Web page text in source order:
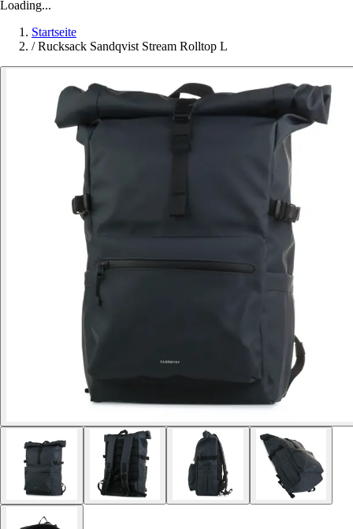
Loading...
Startseite
/ Rucksack Sandqvist Stream Rolltop L